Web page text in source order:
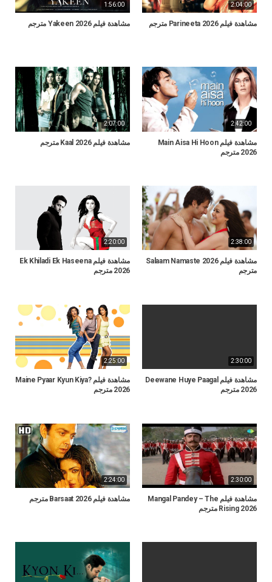
2:04:00
مشاهدة فيلم Parineeta 2026 مترجم
1:56:00
مشاهدة فيلم Yakeen 2026 مترجم
2:42:00
مشاهدة فيلم Main Aisa Hi Hoon
2026 مترجم
2:07:00
مشاهدة فيلم Kaal 2026 مترجم
2:38:00
مشاهدة فيلم Salaam Namaste 2026
مترجم
2:20:00
مشاهدة فيلم Ek Khiladi Ek Haseena
2026 مترجم
2:30:00
مشاهدة فيلم Deewane Huye Paagal
2026 مترجم
2:25:00
مشاهدة فيلم Maine Pyaar Kyun Kiya?
2026 مترجم
2:30:00
مشاهدة فيلم Mangal Pandey – The
Rising 2026 مترجم
2:24:00
مشاهدة فيلم Barsaat 2026 مترجم